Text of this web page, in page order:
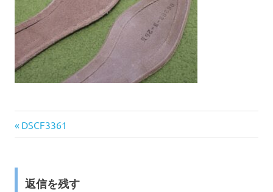
投
ナ
前
の
DSCF3361
返信を残す